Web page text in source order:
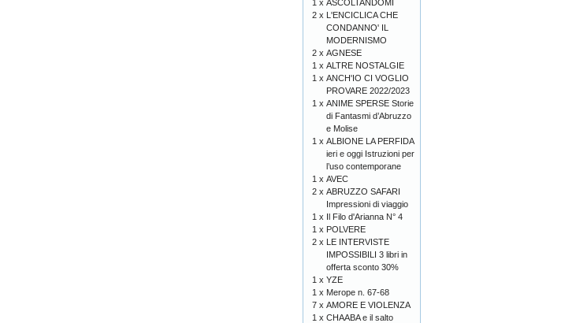
1 x ASCOLTANDOMI
2 x L'ENCICLICA CHE
CONDANNO' IL
MODERNISMO
2 x AGNESE
1 x ALTRE NOSTALGIE
1 x ANCH'IO CI VOGLIO
PROVARE 2022/2023
1 x ANIME SPERSE Storie
di Fantasmi d’Abruzzo
e Molise
1 x ALBIONE LA PERFIDA
ieri e oggi Istruzioni per
l’uso contemporane
1 x AVEC
2 x ABRUZZO SAFARI
Impressioni di viaggio
1 x Il Filo d'Arianna N° 4
1 x POLVERE
2 x LE INTERVISTE
IMPOSSIBILI 3 libri in
offerta sconto 30%
1 x YZE
1 x Merope n. 67-68
7 x AMORE E VIOLENZA
1 x CHAABA e il salto